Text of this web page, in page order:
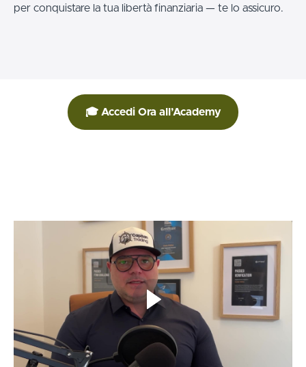
per conquistare la tua libertà finanziaria — te lo assicuro.
🎓 Accedi Ora all’Academy